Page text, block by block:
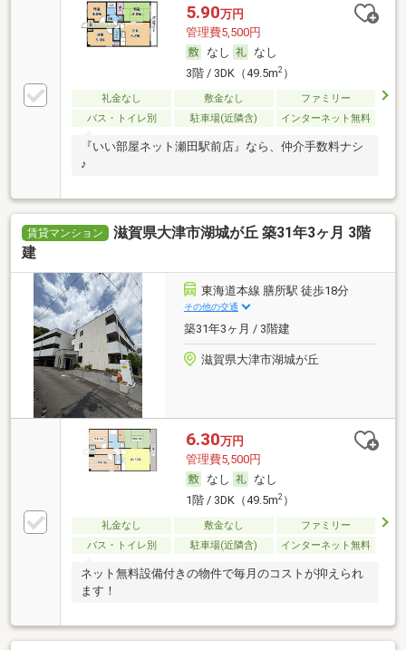
5.90万円
管理費5,500円
なし
なし
3階 / 3DK（49.5m2）
礼金なし 敷金なし
ファミリー
バス・トイレ別
駐車場(近隣含) インターネット無料
『いい部屋ネット瀬田駅前店』なら、仲介手数料ナシ
♪
賃貸マンション
滋賀県大津市湖城が丘 築31年3ヶ月 3階
建
東海道本線 膳所駅 徒歩18分
その他の交通
築31年3ヶ月 / 3階建
滋賀県大津市湖城が丘
6.30万円
管理費5,500円
なし
なし
1階 / 3DK（49.5m2）
礼金なし 敷金なし
ファミリー
バス・トイレ別
駐車場(近隣含) インターネット無料
ネット無料設備付きの物件で毎月のコストが抑えられ
ます！